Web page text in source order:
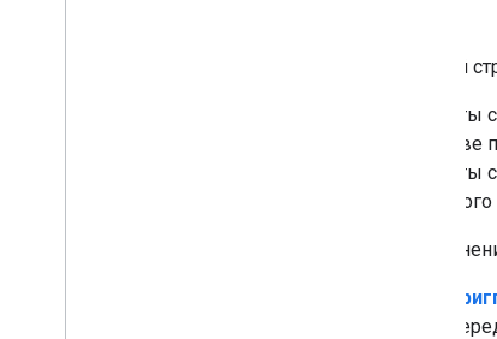
На этой
Объекты
Объекты